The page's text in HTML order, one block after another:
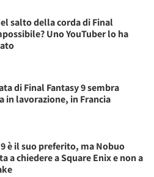
salto della corda di Final
Uno YouTuber lo ha
di Final Fantasy 9 sembra
in lavorazione, in Francia
è il suo preferito, ma Nobuo
a chiedere a Square Enix e non a